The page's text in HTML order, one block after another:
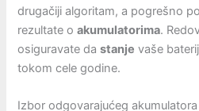
drugačiji algoritam, a pogrešno
rezultate oakumulatorima.
osiguravate dastanje vaše
tokom cele godine.
Izbor odgovarajućeg